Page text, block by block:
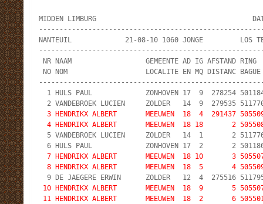
MIDDEN LIMBURG                                      DATA
NANTEUIL             21-08-10 1060 JONGE         LOS
NR NAAM                  GEMEENTE AD IG AFSTAND RING
NO NOM                   LOCALITE EN MQ DISTANC BAGUE
1 HULS PAUL             ZONHOVEN 17  9  278254
2 VANDEBROEK LUCIEN     ZOLDER   14  9  279535
3 HENDRIKX ALBERT       MEEUWEN  18  4  291437
4 HENDRIKX ALBERT       MEEUWEN  18 18       2
5 VANDEBROEK LUCIEN     ZOLDER   14  1       2
6 HULS PAUL             ZONHOVEN 17  2       2
7 HENDRIKX ALBERT       MEEUWEN  18 10       3
8 HENDRIKX ALBERT       MEEUWEN  18  5       4
9 DE JAEGERE ERWIN      ZOLDER   12  4  275516
10 HENDRIKX ALBERT       MEEUWEN  18  9       5
11 HENDRIKX ALBERT       MEEUWEN  18  2       6